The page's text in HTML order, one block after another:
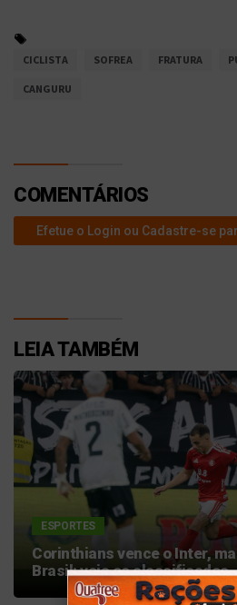
CICLISTA SOFREA FRATURA
CANGURU
COMENTÁRIOS
Efetue o Login ou Cadastre-se
LEIA TAMBÉM
ESPORTES
Corinthians vence o Inter,
Brasil; veja os classificados